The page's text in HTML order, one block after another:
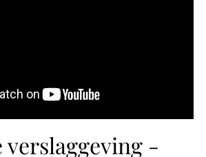
verslaggeving -